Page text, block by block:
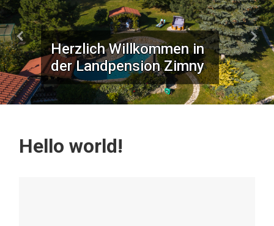
Herzlich Willkommen in
der Landpension Zimny
Vorheriger
Hello world!